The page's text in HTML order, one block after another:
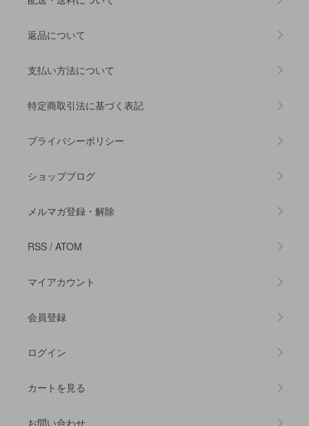
返品について
支払い方法について
特定商取引法に基づく表記
プライバシーポリシー
ショップブログ
メルマガ登録・解除
RSS / ATOM
マイアカウント
会員登録
ログイン
カートを見る
お問い合わせ